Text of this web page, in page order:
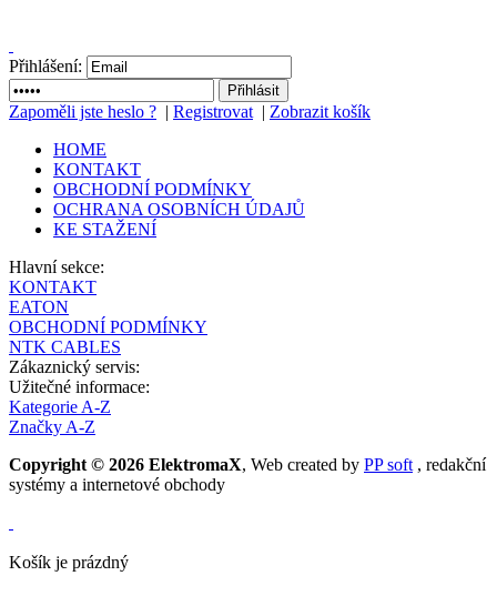
Přihlášení:
Zapoměli jste heslo ? | Registrovat | Zobrazit košík
HOME
KONTAKT
OBCHODNÍ PODMÍNKY
OCHRANA OSOBNÍCH ÚDAJŮ
KE STAŽENÍ
Hlavní sekce:
KONTAKT
EATON
OBCHODNÍ PODMÍNKY
NTK CABLES
Zákaznický servis:
Užitečné informace:
Kategorie A-Z
Značky A-Z
Copyright © 2026 ElektromaX, Web created by PP soft , redakční
systémy a internetové obchody
Košík je prázdný